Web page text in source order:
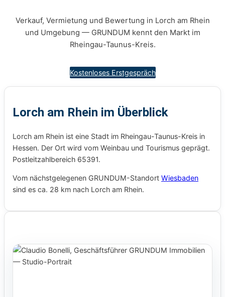
Verkauf, Vermietung und Bewertung in Lorch am Rhein
und Umgebung — GRUNDUM kennt den Markt im
Rheingau-Taunus-Kreis.
Kostenloses Erstgespräch
Lorch am Rhein im Überblick
Lorch am Rhein ist eine Stadt im Rheingau-Taunus-Kreis in
Hessen. Der Ort wird vom Weinbau und Tourismus geprägt.
Postleitzahlbereich 65391.
Vom nächstgelegenen GRUNDUM-Standort Wiesbaden
sind es ca. 28 km nach Lorch am Rhein.